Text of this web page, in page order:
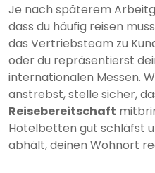
Je nach späterem
dass du häufig reisen
das Vertriebsteam zu
oder du repräsentierst
internationalen Messen.
anstrebst, stelle sicher,
Reisebereitschaft
Hotelbetten gut schläfst
abhält, deinen Wohnort